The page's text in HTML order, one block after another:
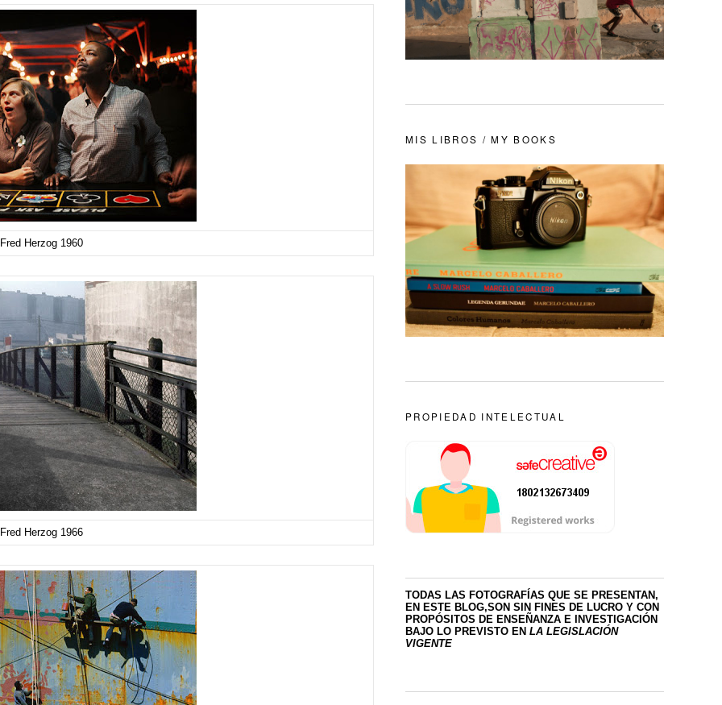
Herzog 1960
Herzog 1966
MIS LIBROS / MY BOOKS
PROPIEDAD INTELECTUAL
TODAS LAS FOTOGRAFÍAS QUE SE PRESENTAN,
EN ESTE BLOG,SON SIN FINES DE LUCRO Y CON
PROPÓSITOS DE ENSEÑANZA E INVESTIGACIÓN
BAJO LO PREVISTO EN LA LEGISLACIÓN
VIGENTE